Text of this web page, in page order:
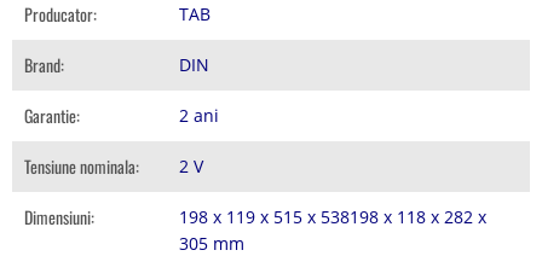
Producator: TAB
Brand: DIN
Garantie: 2 ani
Tensiune nominala: 2 V
Dimensiuni:
198 x 119 x 515 x 538198 x 118 x 282 x
305 mm